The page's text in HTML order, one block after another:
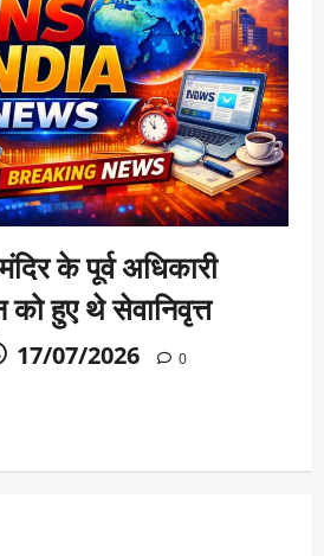
के पूर्व अधिकारी
हुए थे सेवानिवृत्त
17/07/2026 0